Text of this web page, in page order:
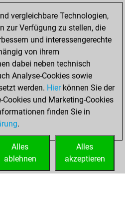
played 5
scored +1
bullet
Mai 6,
played 1
Play
scored +0
slow games
vergleichbare Technologien,
zur Verfügung zu stellen, die
und interessengerechte
von ihrem
dabei neben technisch
Analyse-Cookies sowie
werden. Hierkönnen Sie der
und Marketing-Cookies
finden Sie in
.
Alles
akzeptieren
Alles
ablehnen